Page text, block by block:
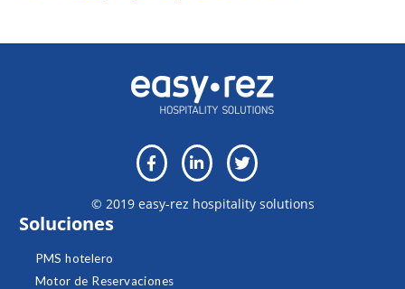
© 2019 easy-rez hospitality solutions
Soluciones
PMS hotelero
Motor de Reservaciones